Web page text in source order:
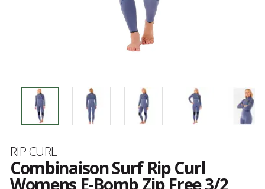
Marque
RIP CURL
Combinaison Surf Rip Curl
Womens E-Bomb Zip Free 3/2